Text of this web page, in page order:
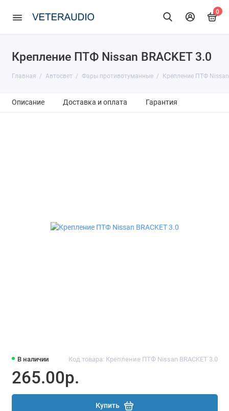
0
Крепление ПТФ Nissan BRACKET 3.0
Главная Автосвет Фары противотуманные Крепление ПТФ Nissan
Описание Доставка и оплата Гарантия
В наличии Код товара: Крепление ПТФ Nissan BRACKET 3.0
265.00р.
Купить